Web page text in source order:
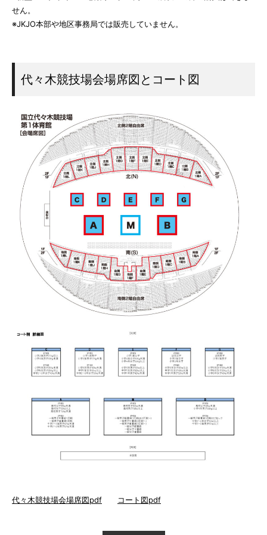
せん。
※JKJO本部や地区事務局では販売していません。
代々木競技場会場席図とコート図
代々木競技場会場席図pdf コート図pdf